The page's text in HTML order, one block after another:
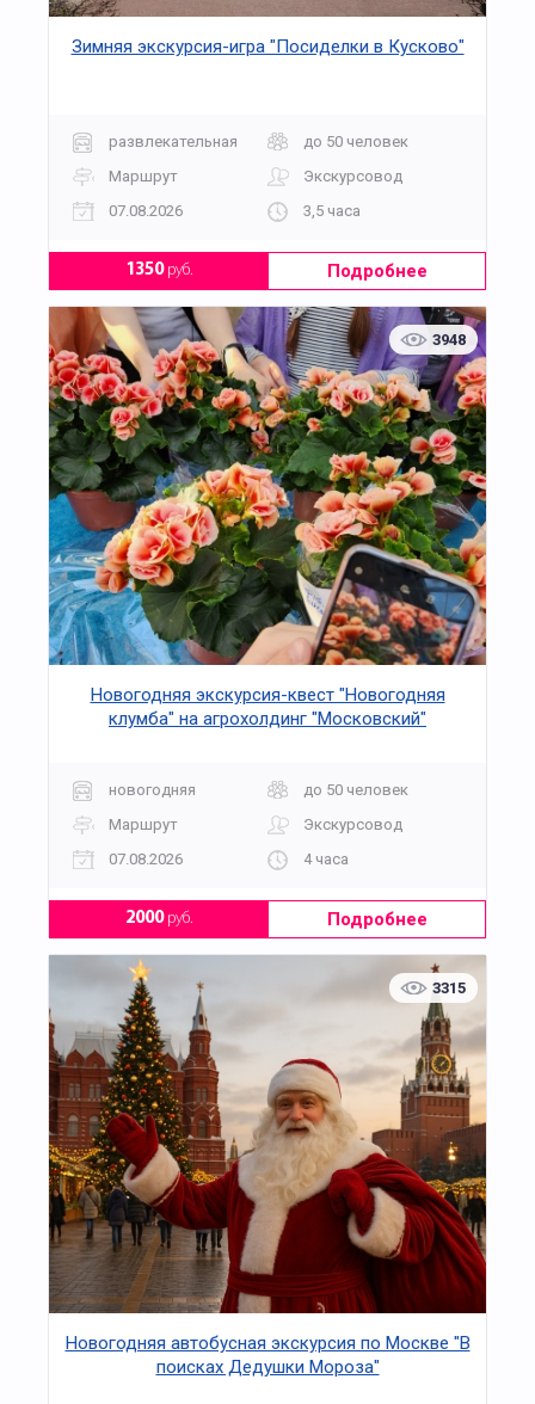
Зимняя экскурсия-игра "Посиделки в Кусково"
развлекательная
до 50 человек
Маршрут
Экскурсовод
07.08.2026
3,5 часа
1350руб. Подробнее
3948
Новогодняя экскурсия-квест "Новогодняя
клумба" на агрохолдинг "Московский"
новогодняя
до 50 человек
Маршрут
Экскурсовод
07.08.2026
4 часа
2000руб. Подробнее
3315
Новогодняя автобусная экскурсия по Москве "В
поисках Дедушки Мороза"